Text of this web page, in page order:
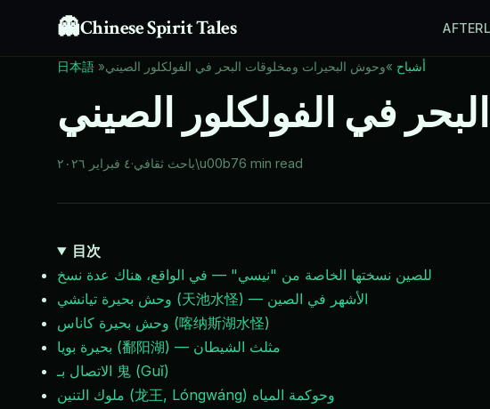
👻Chinese Spirit Tales
日本語 » أشباح »وحوش البحيرات ومخلوقات البحر في الفولكلور الصيني
في الفولكلور الصيني
٤ فبراير ٢٠٢٦·باحث ثقافي\u00b76 min read
目次
للصين نسختها الخاصة من "نيسي" — في الواقع، هناك عدة نسخ
وحش بحيرة تيانشي (天池水怪) — الأشهر في الصين
وحش بحيرة كاناس (喀纳斯湖水怪)
بحيرة بويا (鄱阳湖) — مثلث الشيطان
الاتصال بـ 鬼 (Guǐ)
ملوك التنين (龙王, Lóngwáng) وحوكمة المياه